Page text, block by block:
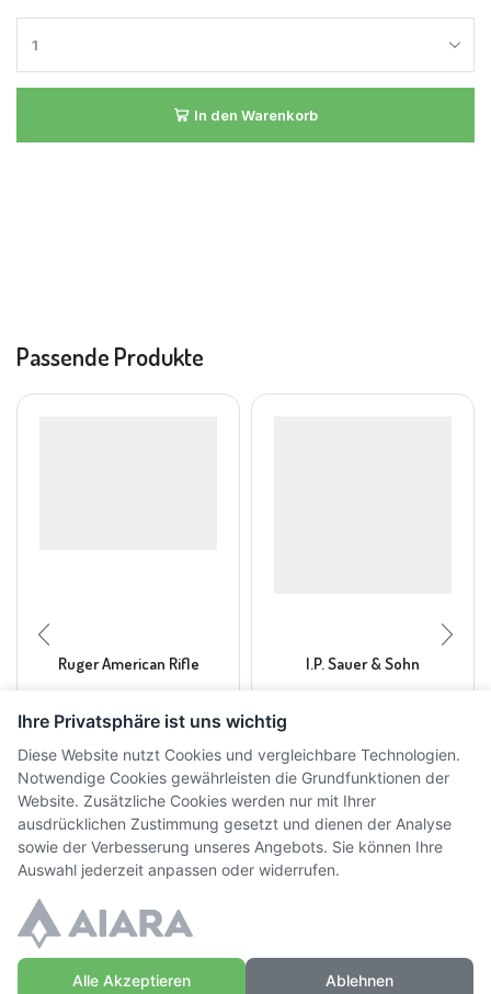
In den Warenkorb
Passende Produkte
Ruger American Rifle I.P. Sauer & Sohn
© Copyright WaffenZimmi | Powered bySidora AG
Ihre Privatsphäre ist uns wichtig
Diese Website nutzt Cookies und vergleichbare Technologien.
Notwendige Cookies gewährleisten die Grundfunktionen der
Website. Zusätzliche Cookies werden nur mit Ihrer
ausdrücklichen Zustimmung gesetzt und dienen der Analyse
sowie der Verbesserung unseres Angebots. Sie können Ihre
Auswahl jederzeit anpassen oder widerrufen.
Alle Akzeptieren Ablehnen